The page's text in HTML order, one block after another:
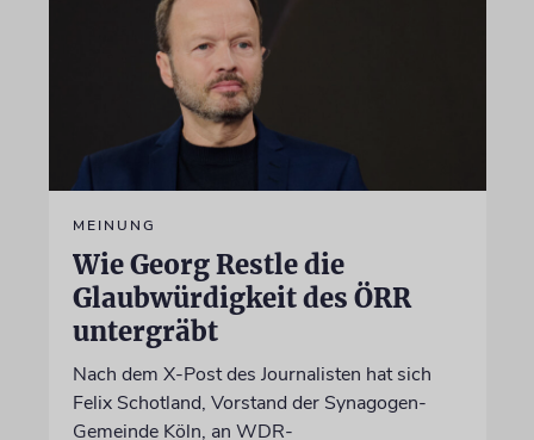
MEINUNG
Wie Georg Restle die
Glaubwürdigkeit des ÖRR
untergräbt
Nach dem X-Post des Journalisten hat sich
Felix Schotland, Vorstand der Synagogen-
Gemeinde Köln, an WDR-